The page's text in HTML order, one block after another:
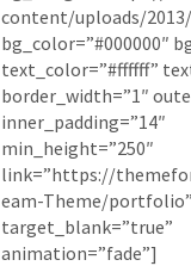
content/uploads/
bg_color=”#000000″
text_color=”#ffffff”
border_width=”1″
inner_padding=”14″
min_height=”250″
link=”https://
eam-Theme/portfolio”
target_blank=”true”
animation=”fade”]